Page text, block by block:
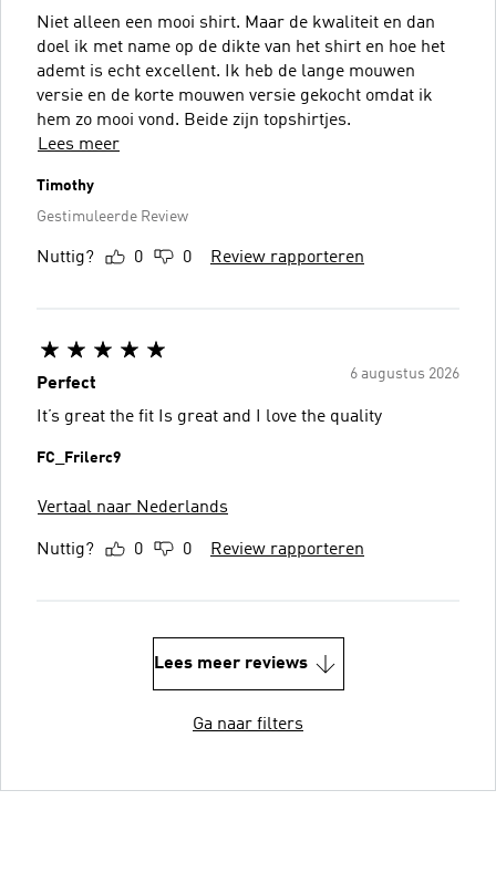
Niet alleen een mooi shirt. Maar de kwaliteit en dan
doel ik met name op de dikte van het shirt en hoe het
ademt is echt excellent. Ik heb de lange mouwen
versie en de korte mouwen versie gekocht omdat ik
hem zo mooi vond. Beide zijn topshirtjes.
Lees meer
Timothy
Gestimuleerde Review
Nuttig? 0 0 Review rapporteren
6 augustus 2026
Perfect
It’s great the fit Is great and I love the quality
FC_Frilerc9
Vertaal naar Nederlands
Nuttig? 0 0 Review rapporteren
Lees meer reviews
Ga naar filters